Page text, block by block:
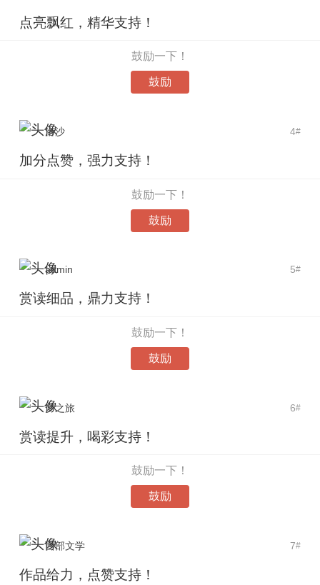
点亮飘红，精华支持！
鼓励一下！
鼓励
4#
洛沙
加分点赞，强力支持！
鼓励一下！
鼓励
5#
admin
赏读细品，鼎力支持！
鼓励一下！
鼓励
6#
梦之旅
赏读提升，喝彩支持！
鼓励一下！
鼓励
7#
西部文学
作品给力，点赞支持！